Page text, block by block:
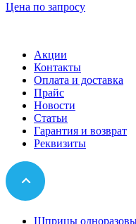
Цена по запросу
Акции
Контакты
Оплата и доставка
Прайс
Новости
Статьи
Гарантия и возврат
Реквизиты
Шприцы